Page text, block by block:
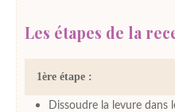
Les étapes de la
1ère étape :
Dissoudre la levure dans